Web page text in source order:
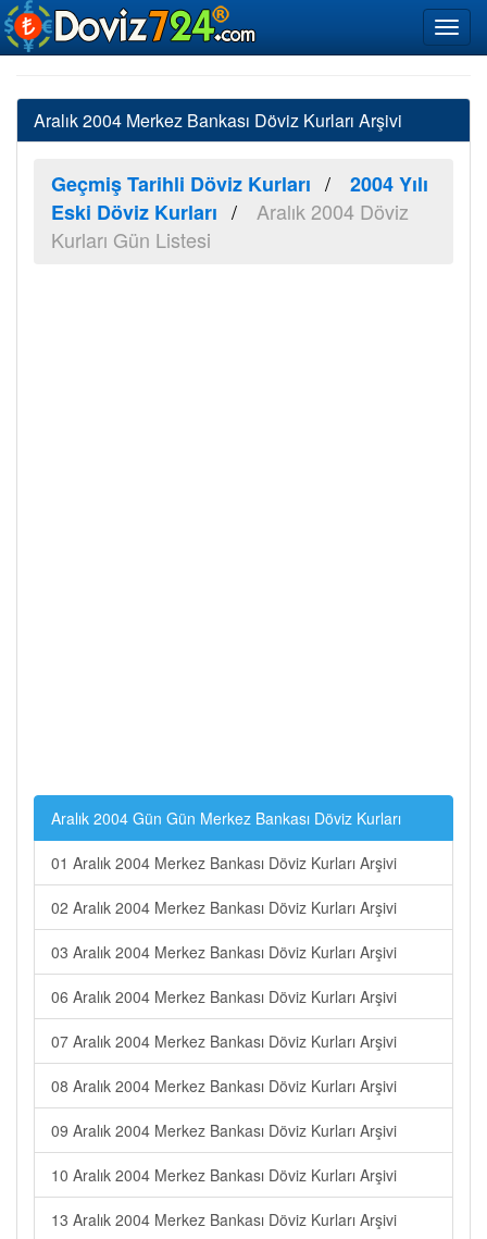
Aralık 2004 Merkez Bankası Döviz Kurları Arşivi
Geçmiş Tarihli Döviz Kurları
2004 Yılı
Eski Döviz Kurları
Aralık 2004 Döviz
Kurları Gün Listesi
Aralık 2004 Gün Gün Merkez Bankası Döviz Kurları
01 Aralık 2004 Merkez Bankası Döviz Kurları Arşivi
02 Aralık 2004 Merkez Bankası Döviz Kurları Arşivi
03 Aralık 2004 Merkez Bankası Döviz Kurları Arşivi
06 Aralık 2004 Merkez Bankası Döviz Kurları Arşivi
07 Aralık 2004 Merkez Bankası Döviz Kurları Arşivi
08 Aralık 2004 Merkez Bankası Döviz Kurları Arşivi
09 Aralık 2004 Merkez Bankası Döviz Kurları Arşivi
10 Aralık 2004 Merkez Bankası Döviz Kurları Arşivi
13 Aralık 2004 Merkez Bankası Döviz Kurları Arşivi